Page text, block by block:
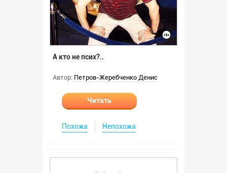
А кто не псих?..
Автор: Петров-Жеребченко Денис
Читать
Похожа Непохожа